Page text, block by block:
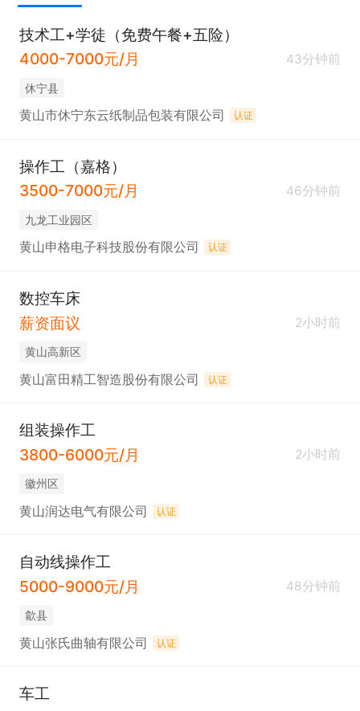
技术工+学徒（免费午餐+五险）
4000-7000元/月
43分钟前
休宁县
黄山市休宁东云纸制品包装有限公司 认证
操作工（嘉格）
3500-7000元/月
46分钟前
九龙工业园区
黄山申格电子科技股份有限公司 认证
数控车床
薪资面议
2小时前
黄山高新区
黄山富田精工智造股份有限公司 认证
组装操作工
3800-6000元/月
2小时前
徽州区
黄山润达电气有限公司 认证
自动线操作工
5000-9000元/月
48分钟前
歙县
黄山张氏曲轴有限公司 认证
车工